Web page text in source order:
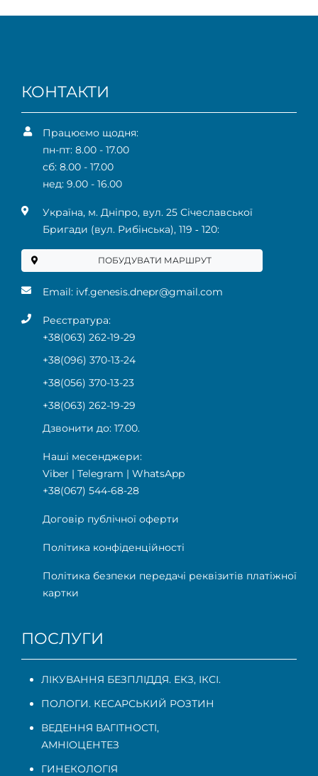
КОНТАКТИ
Працюємо щодня:
пн-пт: 8.00 - 17.00
сб: 8.00 - 17.00
нед: 9.00 - 16.00
Українa, м. Дніпро, вул. 25 Січеславської
Бригади (вул. Рибінська), 119 ‑ 120:
ПОБУДУВАТИ МАРШРУТ
Email: ivf.genesis.dnepr@gmail.com
Реєстратура:
+38(063) 262-19-29
+38(096) 370-13-24
+38(056) 370-13-23
+38(063) 262-19-29
Дзвонити до: 17.00.
Наші месенджери:
Viber | Telegram | WhatsApp
+38(067) 544-68-28
Договір публічної оферти
Політика конфіденційності
Політика безпеки передачі реквізитів платіжної
картки
ПОСЛУГИ
ЛІКУВАННЯ БЕЗПЛІДДЯ. ЕКЗ, ІКСІ.
ПОЛОГИ. КЕСАРСЬКИЙ РОЗТИН
ВЕДЕННЯ ВАГІТНОСТІ,
АМНІОЦЕНТЕЗ
ГИНЕКОЛОГІЯ